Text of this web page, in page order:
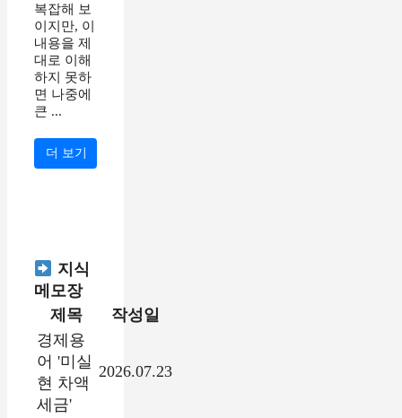
복잡해 보
이지만, 이
내용을 제
대로 이해
하지 못하
면 나중에
큰 ...
더 보기
지식
메모장
제목
작성일
경제용
어 '미실
현 차액
세금'
2026.07.23